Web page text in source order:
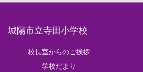
城陽市立寺田小学校
校長室からのご挨拶
学校だより